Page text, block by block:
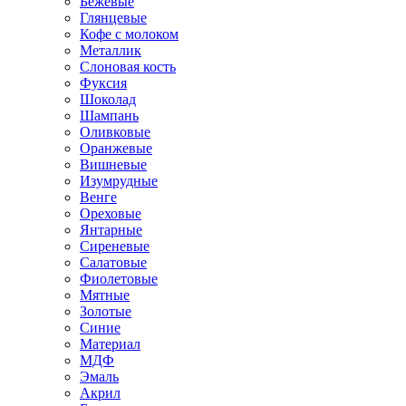
Глянцевые
Кофе с молоком
Металлик
Слоновая кость
Фуксия
Шоколад
Шампань
Оливковые
Оранжевые
Вишневые
Изумрудные
Венге
Ореховые
Янтарные
Сиреневые
Салатовые
Фиолетовые
Мятные
Золотые
Синие
Материал
МДФ
Эмаль
Акрил